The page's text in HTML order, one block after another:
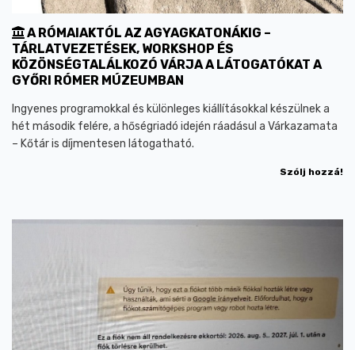
A RÓMAIAKTÓL AZ AGYAGKATONÁKIG –
TÁRLATVEZETÉSEK, WORKSHOP ÉS
KÖZÖNSÉGTALÁLKOZÓ VÁRJA A LÁTOGATÓKAT A
GYŐRI RÓMER MÚZEUMBAN
Ingyenes programokkal és különleges kiállításokkal készülnek a
hét második felére, a hőségriadó idején ráadásul a Várkazamata
– Kőtár is díjmentesen látogatható.
Szólj hozzá!